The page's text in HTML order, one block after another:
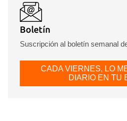
Boletín
Suscripción al boletín semanal de
CADA VIERNES, LO
DIARIO EN TU